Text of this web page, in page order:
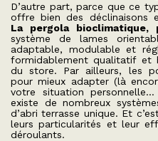
D’autre part, parce que ce
offre bien des déclinaisons
La pergola bioclimatique,
système de lames
adaptable, modulable et
formidablement qualitatif et
du store. Par ailleurs, les
pour mieux adapter (là
votre situation
existe de nombreux
d’abri terrasse unique. Et
leurs particularités et leur
déroulants.